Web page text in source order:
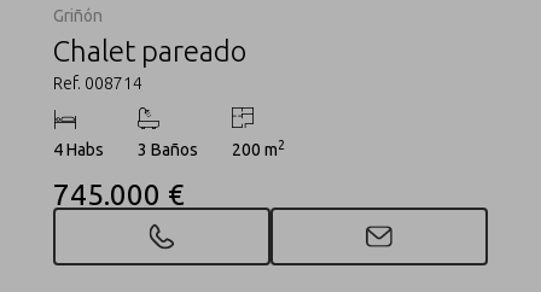
Griñón
Chalet pareado
Ref. 008714
4 Habs 3 Baños 200 m2
745.000 €